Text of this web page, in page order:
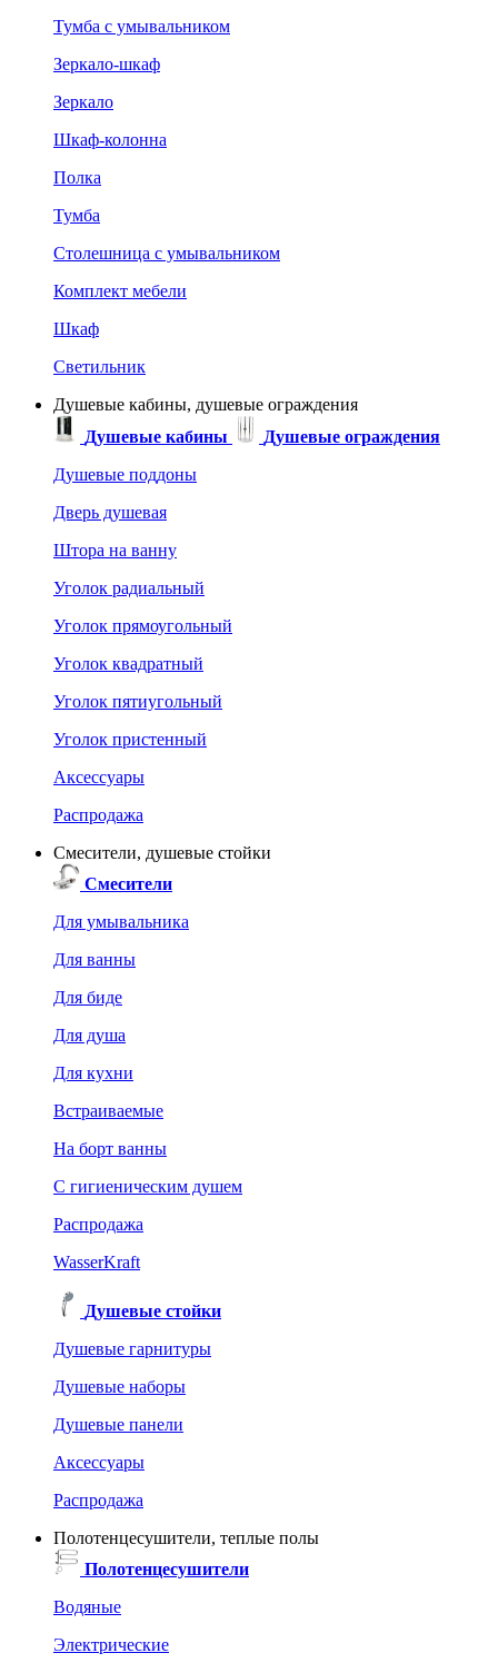
Тумба с умывальником
Зеркало-шкаф
Зеркало
Шкаф-колонна
Полка
Тумба
Столешница с умывальником
Комплект мебели
Шкаф
Светильник
Душевые кабины, душевые ограждения
Душевые кабины
Душевые ограждения
Душевые поддоны
Дверь душевая
Штора на ванну
Уголок радиальный
Уголок прямоугольный
Уголок квадратный
Уголок пятиугольный
Уголок пристенный
Аксессуары
Распродажа
Смесители, душевые стойки
Смесители
Для умывальника
Для ванны
Для биде
Для душа
Для кухни
Встраиваемые
На борт ванны
C гигиеническим душем
Распродажа
WasserKraft
Душевые стойки
Душевые гарнитуры
Душевые наборы
Душевые панели
Аксессуары
Распродажа
Полотенцесушители, теплые полы
Полотенцесушители
Водяные
Электрические